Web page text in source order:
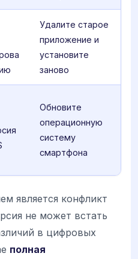
Удалите старое
приложение и
установите
заново
Обновите
операционную
систему
смартфона
является конфликт
не может встать
в цифровых
полная